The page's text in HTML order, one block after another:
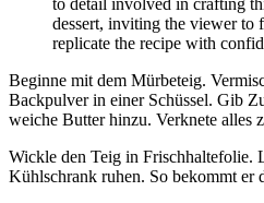
Beginne mit dem Mürbeteig.
Backpulver in einer Schüssel. Gib
weiche Butter hinzu. Verknete alles
Wickle den Teig in Frischhaltefolie.
Kühlschrank ruhen. So bekommt er